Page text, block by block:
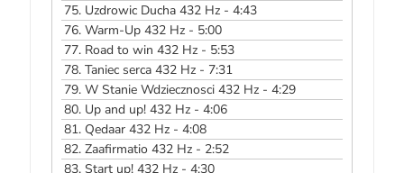
75. Uzdrowic Ducha 432 Hz - 4:43
76.Warm-Up 432 Hz - 5:00
77. Road to win 432 Hz - 5:53
78.Taniec serca 432 Hz - 7:31
79.W Stanie Wdziecznosci 432 Hz - 4:29
80. Up and up! 432 Hz - 4:06
81. Qedaar 432 Hz - 4:08
82.Zaafirmatio 432 Hz - 2:52
83.Start up! 432 Hz - 4:30